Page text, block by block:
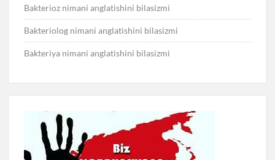
Bakterioz nimani anglatishini bilasizmi
Bakteriolog nimani anglatishini bilasizmi
Bakteriya nimani anglatishini bilasizmi